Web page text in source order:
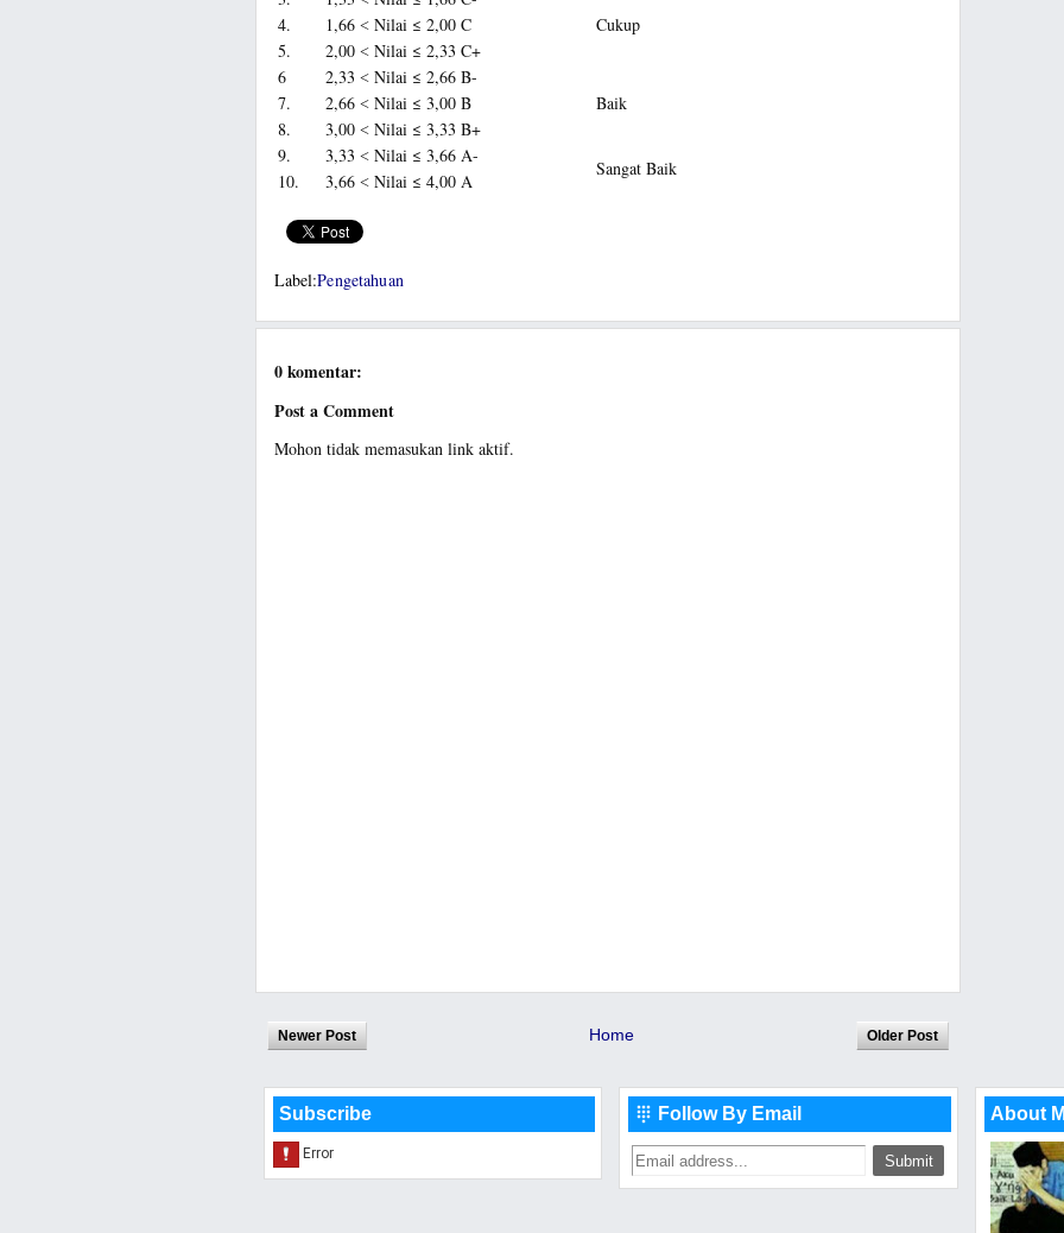
Cukup
4. 1,66 ˂ Nilai ≤ 2,00 C
5.
2,00 ˂ Nilai ≤ 2,33 C+
6
2,33 ˂ Nilai ≤ 2,66 B-
Baik
7. 2,66 ˂ Nilai ≤ 3,00 B
8.
3,00 ˂ Nilai ≤ 3,33 B+
9.
3,33 ˂ Nilai ≤ 3,66 A-
Sangat Baik
10. 3,66 ˂ Nilai ≤ 4,00 A
Label:Pengetahuan
0 komentar:
Post a Comment
Mohon tidak memasukan link aktif.
Newer Post Older Post
Home
Subscribe  Follow By Email About